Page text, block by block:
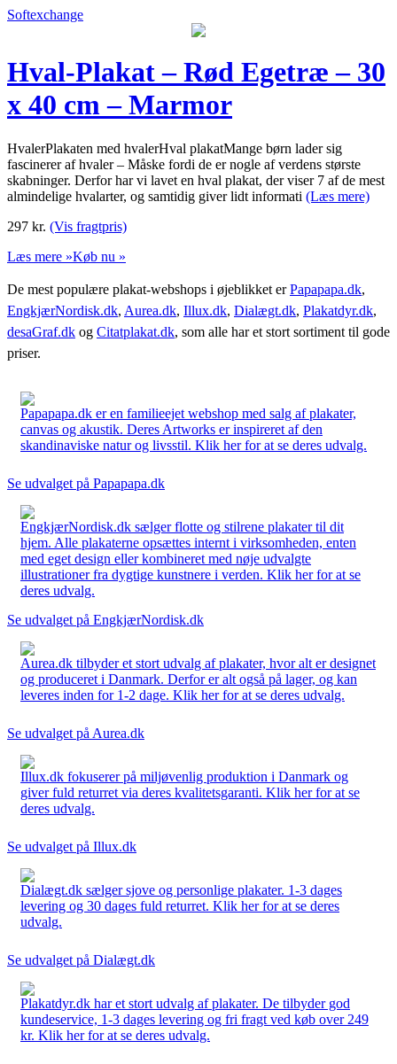
Softexchange
Hval-Plakat – Rød Egetræ – 30
x 40 cm – Marmor
HvalerPlakaten med hvalerHval plakatMange børn lader sig
fascinerer af hvaler – Måske fordi de er nogle af verdens største
skabninger. Derfor har vi lavet en hval plakat, der viser 7 af de mest
almindelige hvalarter, og samtidig giver lidt informati (Læs mere)
297 kr. (Vis fragtpris)
Læs mere »Køb nu »
De mest populære plakat-webshops i øjeblikket erPapapapa.dk,
EngkjærNordisk.dk, Aurea.dk, Illux.dk, Dialægt.dk, Plakatdyr.dk,
desaGraf.dk og Citatplakat.dk, som alle har et stort sortiment til gode
priser.
Papapapa.dk er en familieejet webshop med salg af plakater,
canvas og akustik. Deres Artworks er inspireret af den
skandinaviske natur og livsstil. Klik her for at se deres udvalg.
Se udvalget på Papapapa.dk
EngkjærNordisk.dk sælger flotte og stilrene plakater til dit
hjem. Alle plakaterne opsættes internt i virksomheden, enten
med eget design eller kombineret med nøje udvalgte
illustrationer fra dygtige kunstnere i verden. Klik her for at se
deres udvalg.
Se udvalget på EngkjærNordisk.dk
Aurea.dk tilbyder et stort udvalg af plakater, hvor alt er designet
og produceret i Danmark. Derfor er alt også på lager, og kan
leveres inden for 1-2 dage. Klik her for at se deres udvalg.
Se udvalget på Aurea.dk
Illux.dk fokuserer på miljøvenlig produktion i Danmark og
giver fuld returret via deres kvalitetsgaranti. Klik her for at se
deres udvalg.
Se udvalget på Illux.dk
Dialægt.dk sælger sjove og personlige plakater. 1-3 dages
levering og 30 dages fuld returret. Klik her for at se deres
udvalg.
Se udvalget på Dialægt.dk
Plakatdyr.dk har et stort udvalg af plakater. De tilbyder god
kundeservice, 1-3 dages levering og fri fragt ved køb over 249
kr. Klik her for at se deres udvalg.